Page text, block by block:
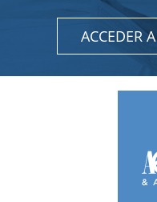
ACCEDER